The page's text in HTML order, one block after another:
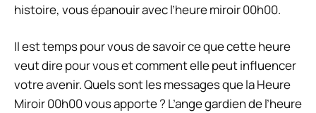
histoire, vous épanouir avec l’heure miroir 00h00.
Il est temps pour vous de savoir ce que cette heure
veut dire pour vous et comment elle peut influencer
votre avenir. Quels sont les messages que la Heure
Miroir 00h00 vous apporte ? L’ange gardien de l’heure